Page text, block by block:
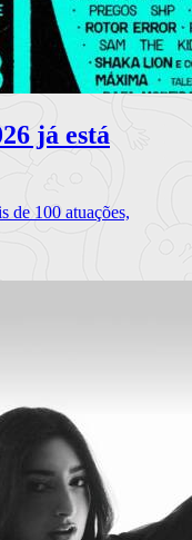
já está
de 100 atuações,